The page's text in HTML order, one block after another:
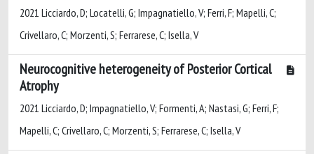
2021 Licciardo, D; Locatelli, G; Impagnatiello, V; Ferri, F; Mapelli, C;
Crivellaro, C; Morzenti, S; Ferrarese, C; Isella, V
Neurocognitive heterogeneity of Posterior Cortical
Atrophy
2021 Licciardo, D; Impagnatiello, V; Formenti, A; Nastasi, G; Ferri, F;
Mapelli, C; Crivellaro, C; Morzenti, S; Ferrarese, C; Isella, V